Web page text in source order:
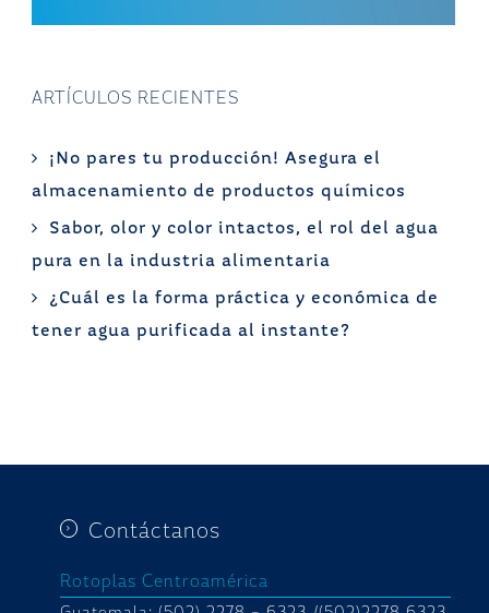
ARTÍCULOS RECIENTES
¡No pares tu producción! Asegura el
almacenamiento de productos químicos
Sabor, olor y color intactos, el rol del agua
pura en la industria alimentaria
¿Cuál es la forma práctica y económica de
tener agua purificada al instante?
Contáctanos
Rotoplas Centroamérica